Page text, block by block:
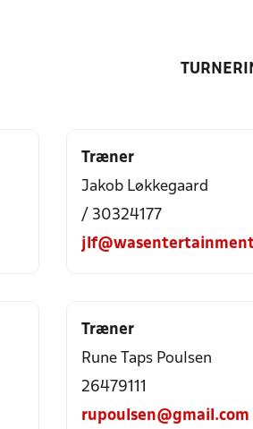
Træner
Jakob Løkkegaard
/ 30324177
Træner
Rune Taps Poulsen
26479111
rupoulsen@gmail.com